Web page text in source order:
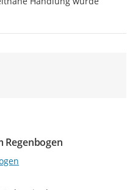
Regenbogen